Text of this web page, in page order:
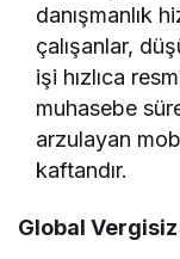
danışmanlık
çalışanlar,
işi hızlıca
muhasebe
arzulayan
kaftandır.
Global